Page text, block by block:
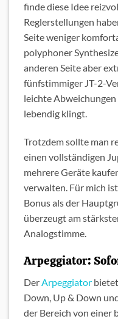
finde diese Idee
Reglerstellungen
Seite weniger
polyphoner
anderen Seite aber
fünfstimmiger JT-2-
leichte Abweichungen
lebendig klingt.
Trotzdem sollte man
einen vollständigen
mehrere Geräte
verwalten. Für mich
Bonus als der
überzeugt am
Analogstimme.
Arpeggiator:
Der Arpeggiator
Down, Up & Down
der Bereich von einer